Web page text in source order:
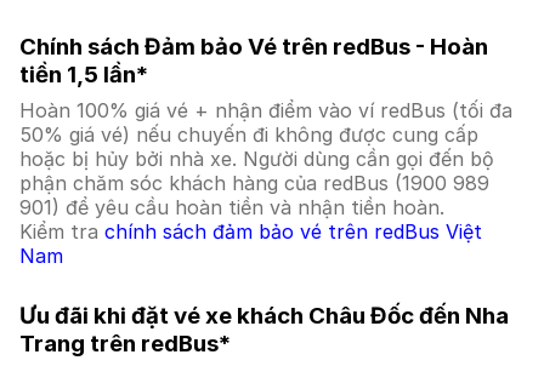
Chính sách Đảm bảo Vé trên redBus - Hoàn
tiền 1,5 lần*
Hoàn 100% giá vé + nhận điểm vào ví redBus (tối đa
50% giá vé) nếu chuyến đi không được cung cấp
hoặc bị hủy bởi nhà xe. Người dùng cần gọi đến bộ
phận chăm sóc khách hàng của redBus (1900 989
901) để yêu cầu hoàn tiền và nhận tiền hoàn.
Kiểm tra chính sách đảm bảo vé trên redBus Việt
Nam
Ưu đãi khi đặt vé xe khách Châu Đốc đến Nha
Trang trên redBus*